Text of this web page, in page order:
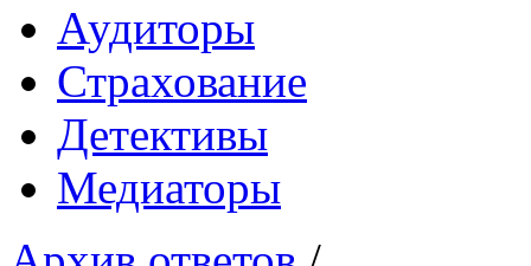
Аудиторы
Страхование
Детективы
Медиаторы